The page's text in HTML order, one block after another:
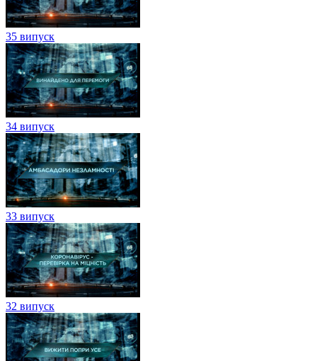
35 випуск
34 випуск
33 випуск
32 випуск